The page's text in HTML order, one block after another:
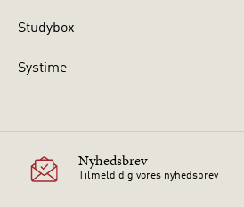
Studybox
Systime
Nyhedsbrev
Tilmeld dig vores nyhedsbrev